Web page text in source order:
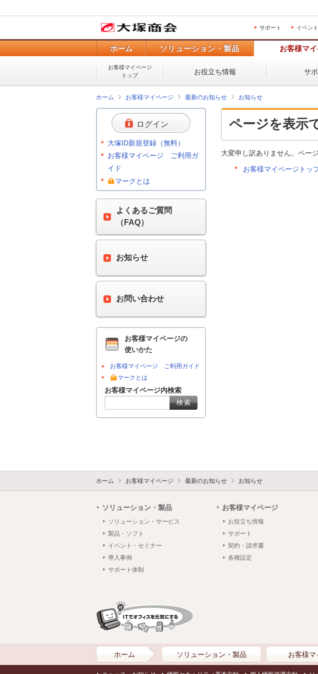
サポート イベン
ホーム ソリューション・製品 お客様マ
お客様マイページ
トップ
お役立ち情報 サ
ホーム お客様マイページ 最新のお知らせ お知らせ
ページを表示
大変申し訳ありません。ペー
お客様マイページトッ
ログイン
大塚ID新規登録（無料）
お客様マイページ ご利用ガ
イド
マークとは
よくあるご質問
（FAQ）
お知らせ
お問い合わせ
お客様マイページの
使いかた
お客様マイページ ご利用ガイド
マークとは
お客様マイページ内検索
ホーム お客様マイページ 最新のお知らせ お知らせ
ソリューション・製品
ソリューション・サービス
製品・ソフト
イベント・セミナー
導入事例
サポート体制
お客様マイページ
お役立ち情報
サポート
契約・請求書
各種設定
ホーム ソリューション・製品 お客様マ